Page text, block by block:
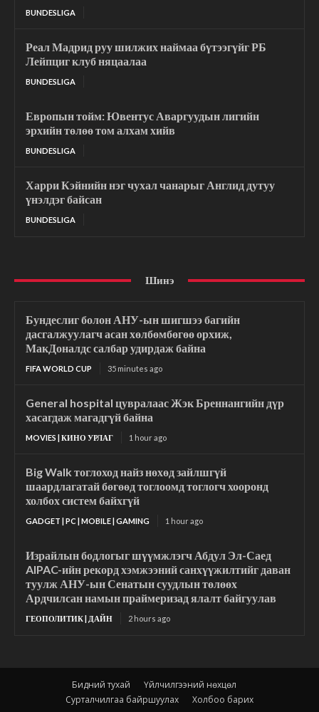
BUNDESLIGA
Реал Мадрид руу шилжих наймаа бүтээгүйг РБ
Лейпциг клуб няцаалаа
BUNDESLIGA
Европын тойм: Ювентус Аваргуудын лигийн
эрхийн төлөө том алхам хийв
BUNDESLIGA
Харри Кэйнийн нэг чухал чанарыг Англид дутуу
үнэлдэг байсан
BUNDESLIGA
Шинэ
Бундеслиг болон АНУ-ын шигшээ багийн
дасгалжуулагч асан хөлбөмбөгөө орхиж,
МакДоналдс салбар удирдаж байна
FIFA WORLD CUP 35 minutes ago
General hospital цувралаас Жэк Бреннангийн дүр
хасагдаж магадгүй байна
MOVIES | КИНО УРЛАГ 1 hour ago
Big Walk тоглоход найз нөхөд зайлшгүй
шаардлагатай бөгөөд тоглоомд тоглогч хооронд
холбох систем байхгүй
GADGET | PC | MOBILE | GAMING 1 hour ago
Израйлын бодлогыг шүүмжлэгч Абдул Эл-Саед
AIPAC-ийн рекорд хэмжээний санхүүжилтийг даван
туулж АНУ-ын Сенатын суудлын төлөөх
Ардчилсан намын праймеризад ялалт байгуулав
ГЕОПОЛИТИК | ДАЙН 2 hours ago
Бидний тухай
Үйлчилгээний нөхцөл
Сурталчилгаа байршуулах
Холбоо барих